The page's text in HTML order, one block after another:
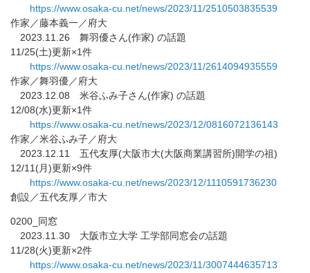
https://www.osaka-cu.net/news/2023/11/2510503835539
作家／藤本義一／府大
2023.11.26 舞羽優さん(作家) の話題
11/25(土)更新×1件
https://www.osaka-cu.net/news/2023/11/2614094935559
作家／舞羽優／府大
2023.12.08 米谷ふみ子さん(作家) の話題
12/08(水)更新×1件
https://www.osaka-cu.net/news/2023/12/0816072136143
作家／米谷ふみ子／府大
2023.12.11 五代友厚(大阪市大(大阪商業講習所)開学の祖)
12/11(月)更新×9件
https://www.osaka-cu.net/news/2023/12/1110591736230
創設／五代友厚／市大
0200_同窓
2023.11.30 大阪市立大学 工学部同窓会の話題
11/28(火)更新×2件
https://www.osaka-cu.net/news/2023/11/3007444635713